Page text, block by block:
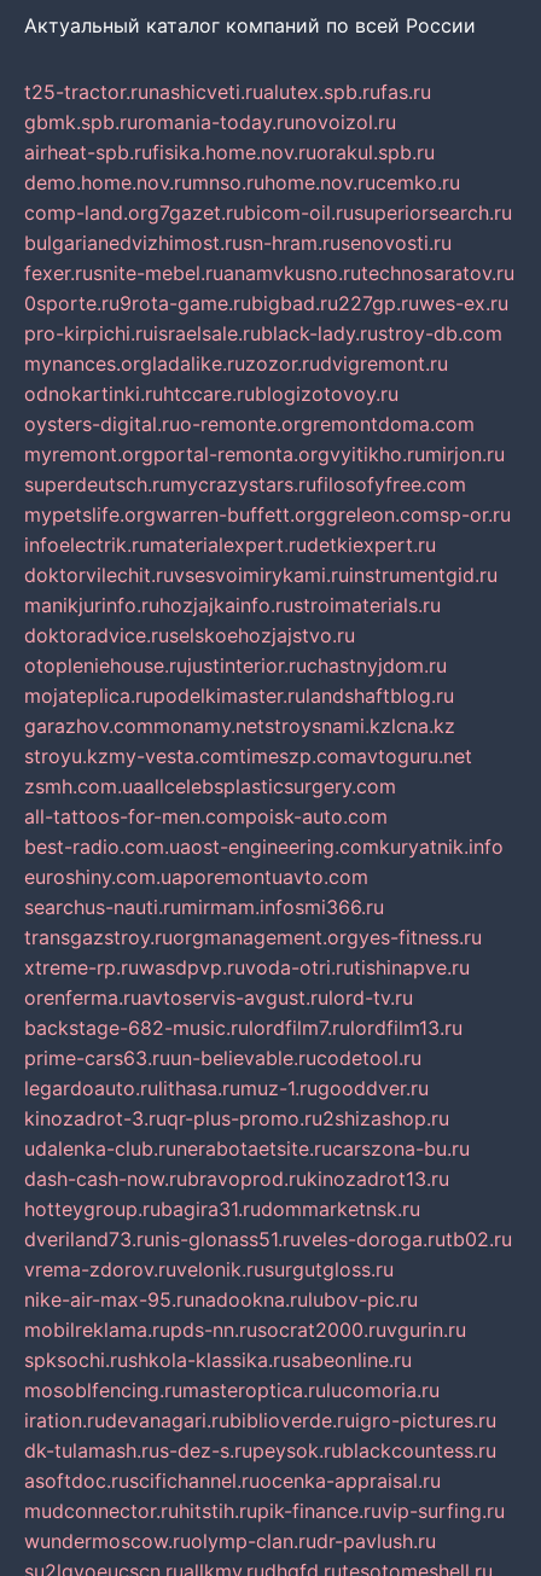
Актуальный каталог компаний по всей России
t25-tractor.runashicveti.rualutex.spb.rufas.ru
gbmk.spb.ruromania-today.runovoizol.ru
airheat-spb.rufisika.home.nov.ruorakul.spb.ru
demo.home.nov.rumnso.ruhome.nov.rucemko.ru
comp-land.org7gazet.rubicom-oil.rusuperiorsearch.ru
bulgarianedvizhimost.rusn-hram.rusenovosti.ru
fexer.rusnite-mebel.ruanamvkusno.rutechnosaratov.ru
0sporte.ru9rota-game.rubigbad.ru227gp.ruwes-ex.ru
pro-kirpichi.ruisraelsale.rublack-lady.rustroy-db.com
mynances.orgladalike.ruzozor.rudvigremont.ru
odnokartinki.ruhtccare.rublogizotovoy.ru
oysters-digital.ruo-remonte.orgremontdoma.com
myremont.orgportal-remonta.orgvyitikho.rumirjon.ru
superdeutsch.rumycrazystars.rufilosofyfree.com
mypetslife.orgwarren-buffett.orggreleon.comsp-or.ru
infoelectrik.rumaterialexpert.rudetkiexpert.ru
doktorvilechit.ruvsesvoimirykami.ruinstrumentgid.ru
manikjurinfo.ruhozjajkainfo.rustroimaterials.ru
doktoradvice.ruselskoehozjajstvo.ru
otopleniehouse.rujustinterior.ruchastnyjdom.ru
mojateplica.rupodelkimaster.rulandshaftblog.ru
garazhov.commonamy.netstroysnami.kzlcna.kz
stroyu.kzmy-vesta.comtimeszp.comavtoguru.net
zsmh.com.uaallcelebsplasticsurgery.com
all-tattoos-for-men.compoisk-auto.com
best-radio.com.uaost-engineering.comkuryatnik.info
euroshiny.com.uaporemontuavto.com
searchus-nauti.rumirmam.infosmi366.ru
transgazstroy.ruorgmanagement.orgyes-fitness.ru
xtreme-rp.ruwasdpvp.ruvoda-otri.rutishinapve.ru
orenferma.ruavtoservis-avgust.rulord-tv.ru
backstage-682-music.rulordfilm7.rulordfilm13.ru
prime-cars63.ruun-believable.rucodetool.ru
legardoauto.rulithasa.rumuz-1.rugooddver.ru
kinozadrot-3.ruqr-plus-promo.ru2shizashop.ru
udalenka-club.runerabotaetsite.rucarszona-bu.ru
dash-cash-now.rubravoprod.rukinozadrot13.ru
hotteygroup.rubagira31.rudommarketnsk.ru
dveriland73.runis-glonass51.ruveles-doroga.rutb02.ru
vrema-zdorov.ruvelonik.rusurgutgloss.ru
nike-air-max-95.runadookna.rulubov-pic.ru
mobilreklama.rupds-nn.rusocrat2000.ruvgurin.ru
spksochi.rushkola-klassika.rusabeonline.ru
mosoblfencing.rumasteroptica.rulucomoria.ru
iration.rudevanagari.rubiblioverde.ruigro-pictures.ru
dk-tulamash.rus-dez-s.rupeysok.rublackcountess.ru
asoftdoc.ruscifichannel.ruocenka-appraisal.ru
mudconnector.ruhitstih.rupik-finance.ruvip-surfing.ru
wundermoscow.ruolymp-clan.rudr-pavlush.ru
su2lgyoeucscn.ruallkmv.rudhgfd.rutesotomeshell.ru